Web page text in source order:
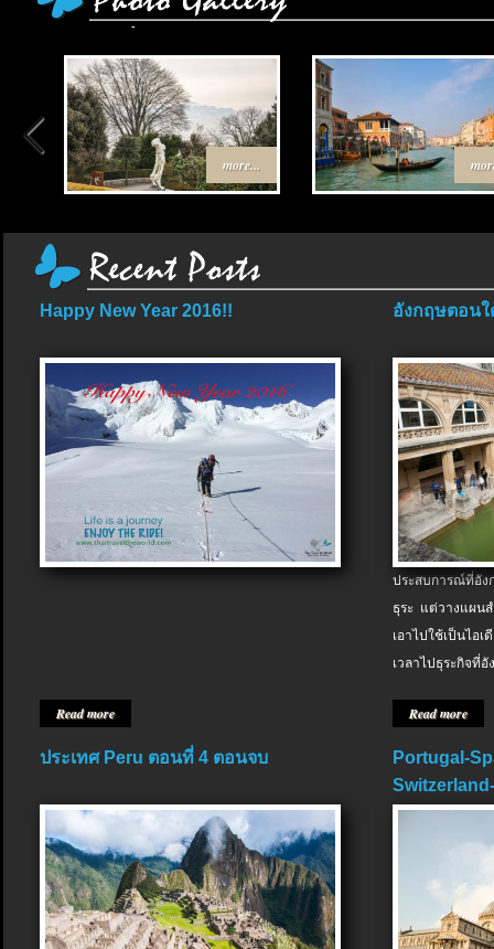
more...
Happy New Year 2016!!
Read more
อังกฤษตอนใ
ประสบการณ์ที่อัง
ธุระ แต่วางแผน
เอาไปใช้เป็นไอ
เวลาไปธุระกิจที่อั
Read more
ประเทศ Peru ตอนที่ 4 ตอนจบ
Portugal-